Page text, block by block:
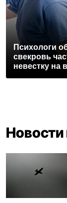
Психологи
свекровь
невестку на
Новости